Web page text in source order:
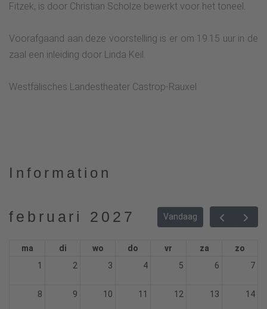
Fitzek, is door Christian Scholze bewerkt voor het toneel.
Voorafgaand aan deze voorstelling is er om 19.15 uur in de
zaal een inleiding door Linda Keil.
Westfälisches Landestheater Castrop-Rauxel
Information
februari 2027 Vandaag
ma di wo do vr za
zo
1
2 3 4 5 6 7
8 9 10 11 12 13 14